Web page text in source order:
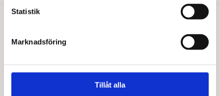
Statistik
Marknadsföring
Tillåt alla